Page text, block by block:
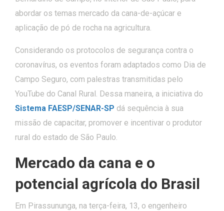
abordar os temas mercado da cana-de-açúcar e
aplicação de pó de rocha na agricultura.
Considerando os protocolos de segurança contra o
coronavírus, os eventos foram adaptados como Dia de
Campo Seguro, com palestras transmitidas pelo
YouTube do Canal Rural. Dessa maneira, a iniciativa do
Sistema FAESP/SENAR-SP dá sequência à sua
missão de capacitar, promover e incentivar o produtor
rural do estado de São Paulo.
Mercado da cana e o
potencial agrícola do Brasil
Em Pirassununga, na terça-feira, 13, o engenheiro